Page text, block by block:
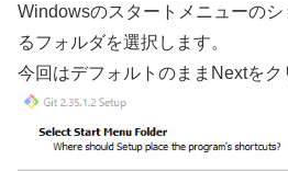
Windowsのスタートメニューの
るフォルダを選択します。
今回はデフォルトのままNextをク